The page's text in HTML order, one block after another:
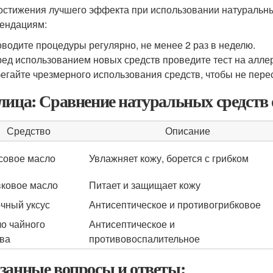
лучшего эффекта при использовании
процедуры регулярно, не менее 2 раз в неделю.
использованием новых средств проведите тест на
чрезмерного использования средств, чтобы не
Сравнение натуральных средств
Средство
Описание
масло
Увлажняет кожу, борется с грибком
масло
Питает и защищает кожу
уксус
Антисептическое и противогрибковое
чайного
Антисептическое и
противовоспалительное